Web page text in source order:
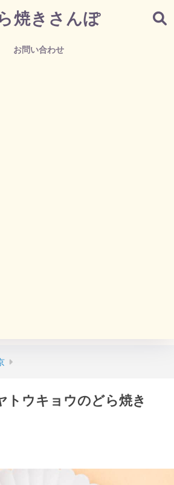
焼きさんぽ
お問い合わせ
トウキョウのどら焼き